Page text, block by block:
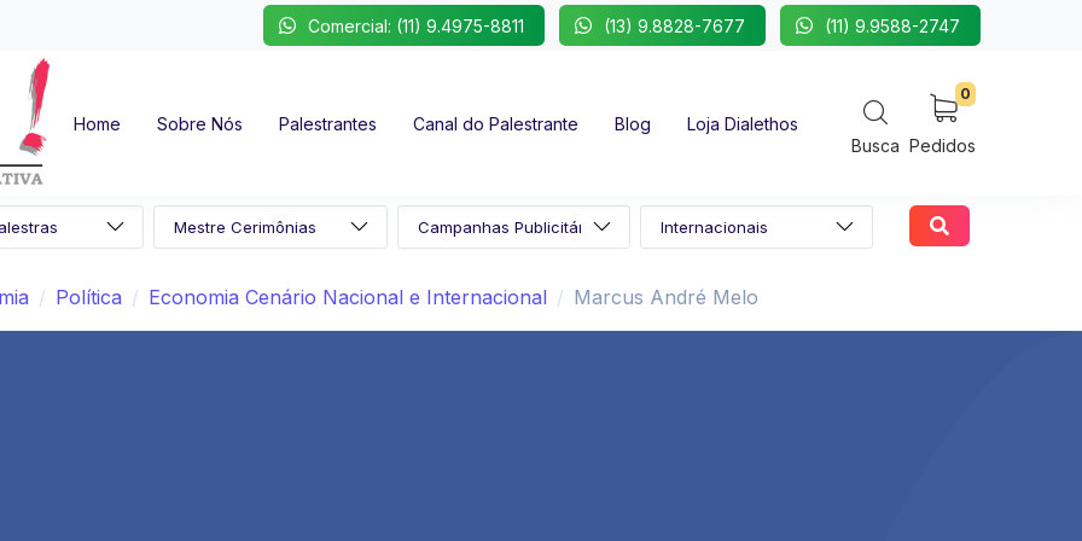
Comercial: (11) 9.4975-8811 (13) 9.8828-7677 (11) 9.9588-2747
Home Sobre Nós Palestrantes Canal do Palestrante Blog
Loja Dialethos
Busca
0
Pedidos
Política Economia Cenário Nacional e Internacional Marcus André Melo